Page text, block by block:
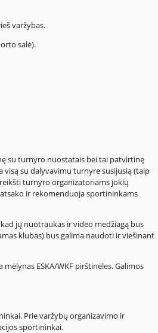
varžybas.
salė).
su turnyro nuostatais bei tai patvirtinę
visą su dalyvavimu turnyre susijusią (taip
turnyro organizatoriams jokių
ir rekomenduoja sportininkams
jų nuotraukas ir video medžiagą bus
klubas) bus galima naudoti ir viešinant
ESKA/WKF pirštinėles. Galimos
Prie varžybų organizavimo ir
sportininkai.